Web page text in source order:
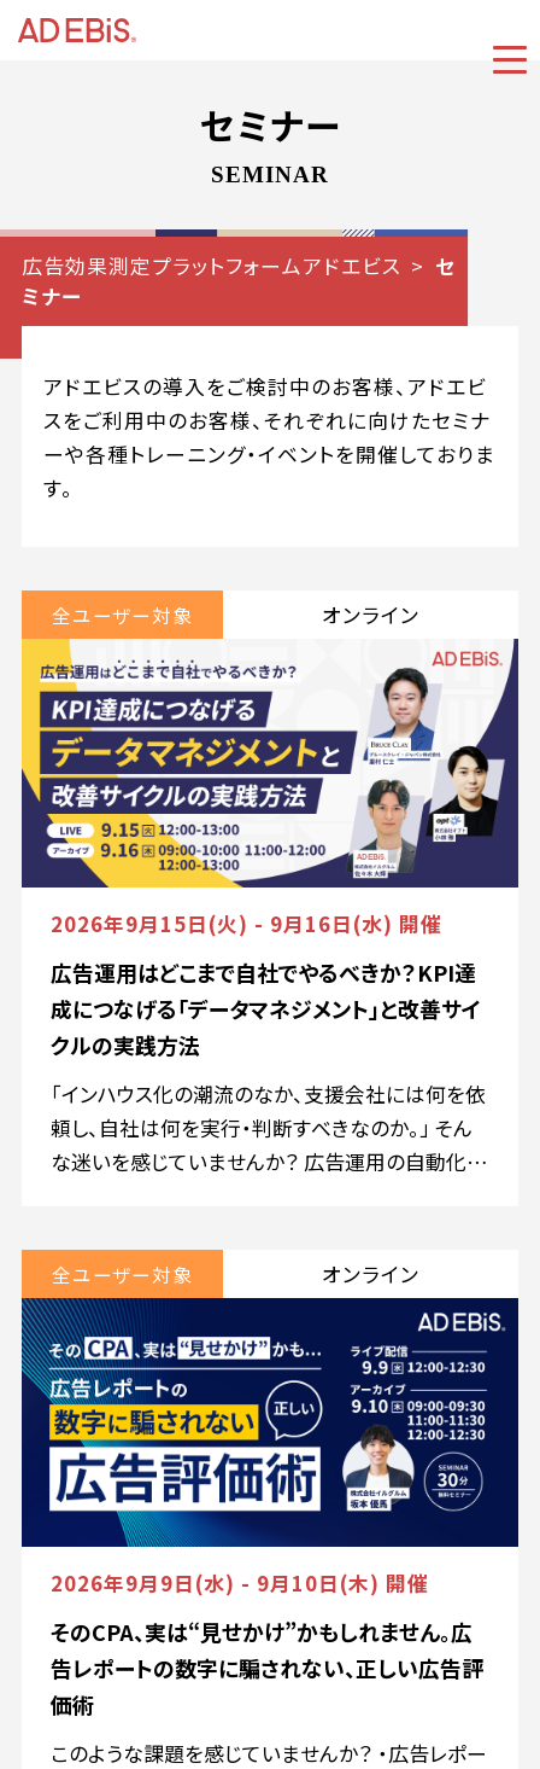
セミナー
SEMINAR
広告効果測定プラットフォームアドエビス
セ
ミナー
アドエビスの導入をご検討中のお客様、アドエビ
スをご利用中のお客様、 それぞれに向けたセミナ
ーや各種トレーニング・イベントを開催しておりま
す。
全ユーザー対象 オンライン
2026年9月15日(火) - 9月16日(水) 開催
広告運用はどこまで自社でやるべきか？KPI達
成につなげる「データマネジメント」と改善サイ
クルの実践方法
「インハウス化の潮流のなか、支援会社には何を依
頼し、自社は何を実行・判断すべきなのか。」 そん
な迷いを感じていませんか？ 広告運用の自動化や
に施策を評価し、予算を配分すべきかは複雑にな
っています。 重要なのは、すべての業務を自社で行
うことではなく、外部パートナーの専門性を活かし
ながら、施策の成果を正しく評価するための“デー
タと判断軸”を自社で持つことです。 本セミナーで
は、データを基に自社で意思決定を行い、Web広
告の成果改善を行う仕組み作りについて、3つのセ
ッションを通して解説します。
全ユーザー対象 オンライン
2026年9月9日(水) - 9月10日(木) 開催
そのCPA、実は“見せかけ”かもしれません。広
告レポートの数字に騙されない、正しい広告評
価術
このような課題を感じていませんか？ ・広告レポー